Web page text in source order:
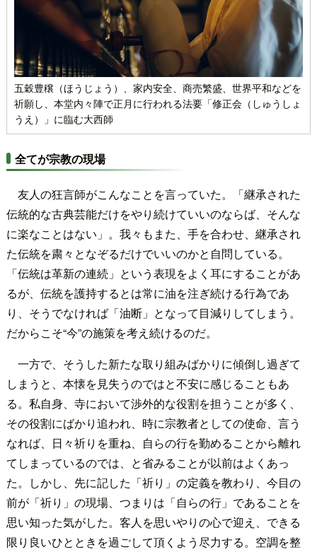
五穀豊穣（ほうじょう）、家内安全、商売繁盛、世界平和などを
祈願し、本堂内々陣で正月に行われる法要「修正会（しゅうしょ
うえ）」に臨む大西師
全てが宗教の現場
友人の狂言師がこんなことを言っていた。「継承された
伝統的な古典芸能だけをやり続けていいのならば、そんな
に楽なことはない」。我々もまた、手を合わせ、継承され
た伝統を粛々となぞるだけでいいのかと自問している。
「伝統は革新の連続」という表現をよく耳にすることがあ
るが、伝統を護持するとは常に油を注ぎ続ける行為であ
り、そうでなければ「油断」となって目減りしてしまう。
だからこそ“今”の施策を考え続けるのだ。
一方で、そうした新たな取り組みばかりに傾倒し過ぎて
しまうと、本懐を見失うのではと不安に感じることもあ
る。私自身、寺において渉外的な役割を担うことが多く、
その役割にばかり追われ、時に宗教者としての使命、言う
なれば、日々祈りを重ね、自らの行を勤めることから離れ
てしまっているのでは、と省みることが以前はよくあっ
た。しかし、先に記した「祈り」の定義を教わり、今目の
前が「祈り」の現場、つまりは「自らの行」であることを
思い知った気がした。客人を思いやりの心で迎え、できる
限り良いひとときを過ごして頂くよう尽力する。空調を整